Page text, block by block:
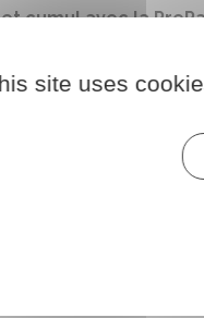
cumul avec la
partiel
a un temps de travail
CMG est divisé par 2.
par le bénéficiaire
professionnelle
au plus égale à
site uses